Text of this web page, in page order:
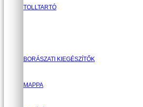
TOLLTARTÓ
BORÁSZATI KIEGÉSZÍTŐK
MAPPA